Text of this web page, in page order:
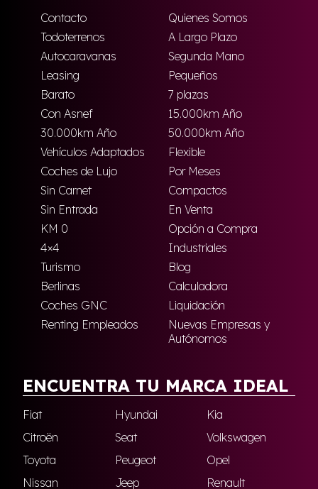
Contacto
Quienes Somos
Todoterrenos
A Largo Plazo
Autocaravanas
Segunda Mano
Leasing
Pequeños
Barato
7 plazas
Con Asnef
15.000km Año
30.000km Año
50.000km Año
Vehículos Adaptados
Flexible
Coches de Lujo
Por Meses
Sin Carnet
Compactos
Sin Entrada
En Venta
KM 0
Opción a Compra
4×4
Industriales
Turismo
Blog
Berlinas
Calculadora
Coches GNC
Liquidación
Renting Empleados
Nuevas Empresas y
Autónomos
ENCUENTRA TU MARCA IDEAL
Fiat Hyundai
Kia
Citroën
Seat
Volkswagen
Toyota
Peugeot
Opel
Nissan
Jeep Renault